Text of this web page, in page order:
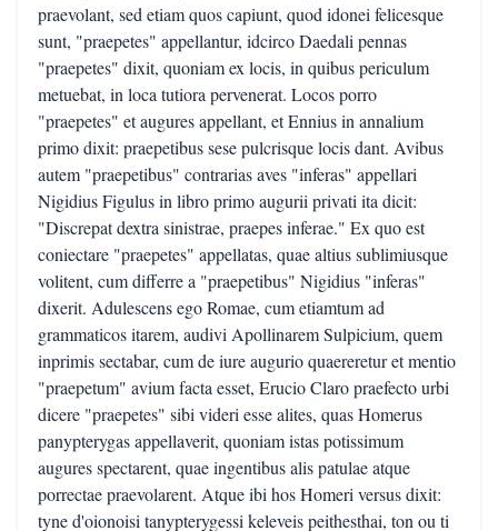
praevolant, sed etiam quos capiunt, quod idonei felicesque
sunt, "praepetes" appellantur, idcirco Daedali pennas
"praepetes" dixit, quoniam ex locis, in quibus periculum
metuebat, in loca tutiora pervenerat. Locos porro
"praepetes" et augures appellant, et Ennius in annalium
primo dixit: praepetibus sese pulcrisque locis dant. Avibus
autem "praepetibus" contrarias aves "inferas" appellari
Nigidius Figulus in libro primo augurii privati ita dicit:
"Discrepat dextra sinistrae, praepes inferae." Ex quo est
coniectare "praepetes" appellatas, quae altius sublimiusque
volitent, cum differre a "praepetibus" Nigidius "inferas"
dixerit. Adulescens ego Romae, cum etiamtum ad
grammaticos itarem, audivi Apollinarem Sulpicium, quem
inprimis sectabar, cum de iure augurio quaereretur et mentio
"praepetum" avium facta esset, Erucio Claro praefecto urbi
dicere "praepetes" sibi videri esse alites, quas Homerus
panypterygas appellaverit, quoniam istas potissimum
augures spectarent, quae ingentibus alis patulae atque
porrectae praevolarent. Atque ibi hos Homeri versus dixit:
tyne d'oionoisi tanypterygessi keleveis peithesthai, ton ou ti